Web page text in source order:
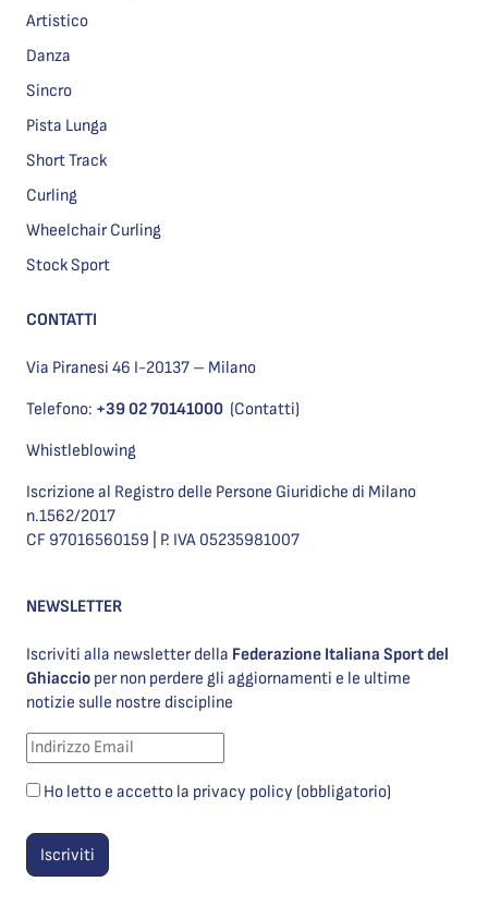
Artistico
Danza
Sincro
Pista Lunga
Short Track
Curling
Wheelchair Curling
Stock Sport
CONTATTI
Via Piranesi 46 I-20137 – Milano
Telefono: +39 02 70141000 (Contatti)
Whistleblowing
Iscrizione al Registro delle Persone Giuridiche di Milano
n.1562/2017
CF 97016560159 | P. IVA 05235981007
NEWSLETTER
Iscriviti alla newsletter della Federazione Italiana Sport del
Ghiaccio per non perdere gli aggiornamenti e le ultime
notizie sulle nostre discipline
Ho letto e accetto la privacy policy (obbligatorio)